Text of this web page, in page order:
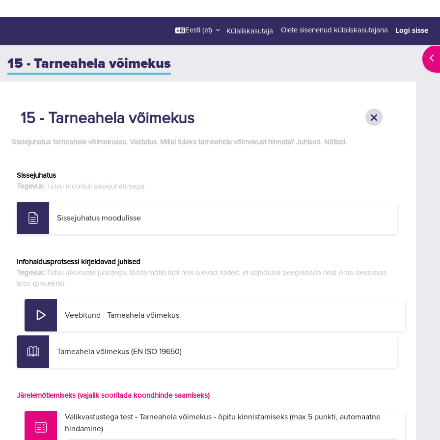
Eesti ‎(et)‎ Külaliskasutaja Olete sisenenud külaliskasutajana Logi sisse
15 - Tarneahela võimekus
15 - Tarneahela võimekus
Sissejuhatus tarneahela võimekusse. Vastutus. Millal tuleks tarneahela võimekust hinnata? Juhised. Näited.
Sissejuhatus
Tegevus: Tutvu mooduli sissejuhatusega.
Sissejuhatus moodulisse
Infohaldusprotsessi kirjeldavad juhised
Tegevus: Tutvu allolevate juhistega, tööta/mõtle läbi neis olevad näited, et vajadusel peegeldada neid oma iseseisvas
töös (projektis).
Veebitund - Tarneahela võimekus
Tarneahela võimekus (EN ISO 19650)
Järelemõtlemiseks (vajalik sooritada koondhinde saamiseks)
Valikvastustega test - Tarneahela võimekus - õpitu kinnistamiseks (max 5 punkti, automaatne
hindamine)